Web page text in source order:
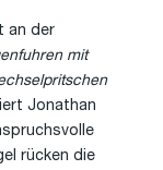
an der
mit
Jonathan
rücken die